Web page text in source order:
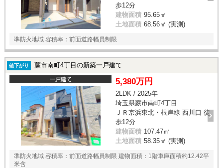
歩12分
建物面積 95.65㎡
土地面積 68.56㎡ (実測)
準防火地域 容積率：前面道路幅員制限
値下がり 蕨市南町4丁目の新築一戸建て
一戸建て 5,380万円
2LDK / 2025年
埼玉県蕨市南町4丁目
ＪＲ京浜東北・根岸線 西川口 徒
歩12分
建物面積 107.47㎡
土地面積 58.35㎡ (実測)
準防火地域 容積率：前面道路幅員制限 建物面積：1階車庫面積約12.42平
米含